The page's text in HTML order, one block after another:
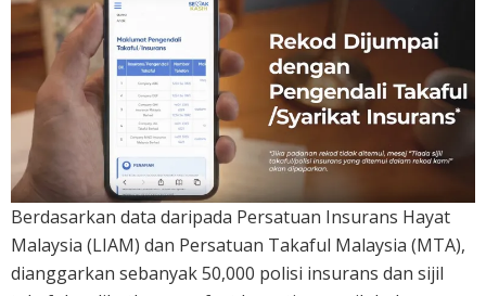
Berdasarkan data daripada Persatuan Insurans Hayat
Malaysia (LIAM) dan Persatuan Takaful Malaysia (MTA),
dianggarkan sebanyak 50,000 polisi insurans dan sijil